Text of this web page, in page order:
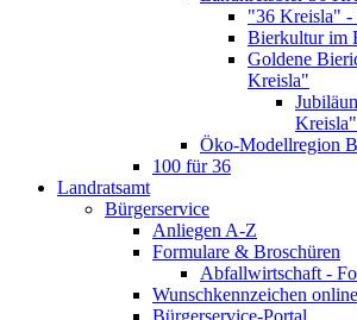
"36 Kreisla" -
Bierkultur im
Goldene
Kreisla"
Kreisla"
Öko-Modellregion
100 für 36
Landratsamt
Bürgerservice
Anliegen A-Z
Formulare & Broschüren
Abfallwirtschaft -
Wunschkennzeichen online
Bürgerservice-Portal